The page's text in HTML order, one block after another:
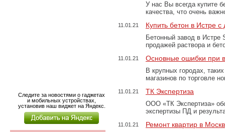
У нас Вы всегда купите
качества, что очень
11.01.21 Купить бетон в Истре с
Бетонный завод в Истре
продажей раствора и
11.01.21 Основные ошибки при
В крупных городах,
магазинов по торговле
11.01.21 ТК Экспертиза
ООО «ТК Экспертиза»
экспертизы ПД и
11.01.21 Ремонт квартир в
Следите за новостями о гаджетах
и мобильных устройствах,
установив наш виджет на Яндекс.